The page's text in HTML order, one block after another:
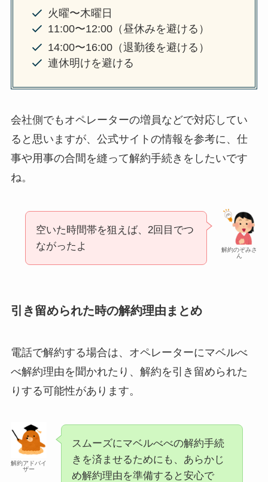
火曜〜木曜日
11:00〜12:00（昼休みを避ける）
14:00〜16:00（退勤後を避ける）
連休明けを避ける
会社側でもオペレーターの増員などで対応してい
ると思いますが、公式サイトの情報を参考に、仕
事や用事の合間を縫って解約手続きをしたいです
ね。
解約のぞみさ
ん
空いた時間帯を狙えば、2回目でつ
ながったよ
引き留められた時の解約理由まとめ
電話で解約する場合は、オペレーターにマベルべ
べ解約理由を聞かれたり、解約を引き留められた
りする可能性があります。
解約アドバイ
ザー
スムーズにマベルべべの解約手続
きを済ませるためにも、あらかじ
め解約理由を準備すると安心で